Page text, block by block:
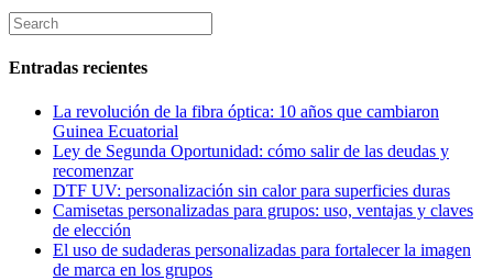
Entradas recientes
La revolución de la fibra óptica: 10 años que cambiaron
Guinea Ecuatorial
Ley de Segunda Oportunidad: cómo salir de las deudas y
recomenzar
DTF UV: personalización sin calor para superficies duras
Camisetas personalizadas para grupos: uso, ventajas y claves
de elección
El uso de sudaderas personalizadas para fortalecer la imagen
de marca en los grupos